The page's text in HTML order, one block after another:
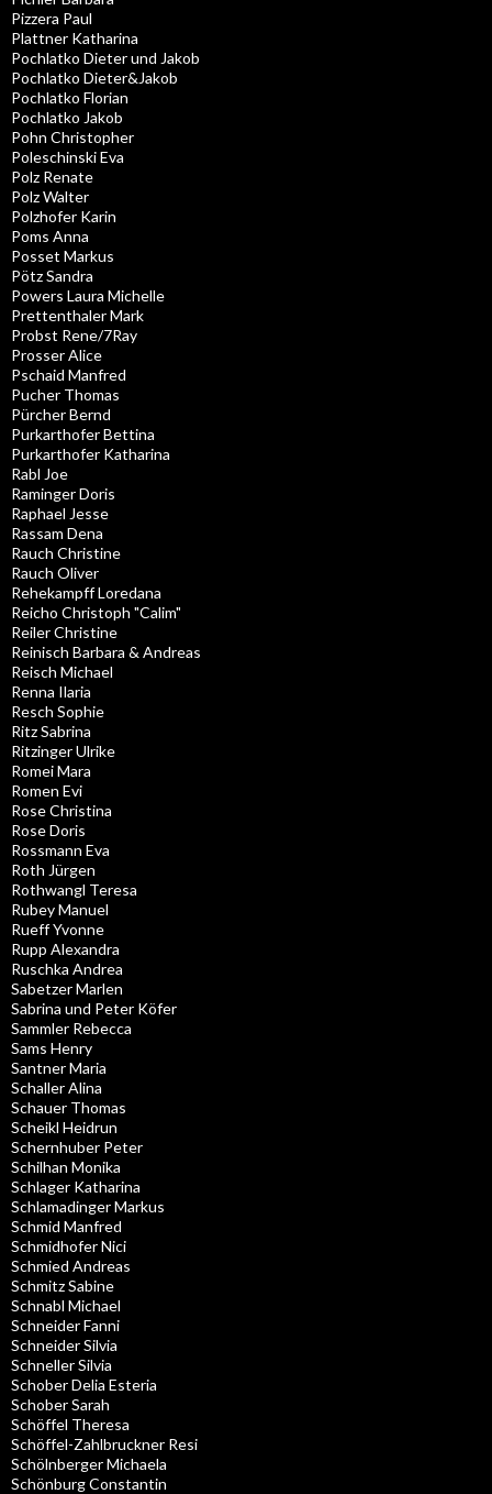
Pizzera Paul
Plattner Katharina
Pochlatko Dieter und Jakob
Pochlatko Dieter&Jakob
Pochlatko Florian
Pochlatko Jakob
Pohn Christopher
Poleschinski Eva
Polz Renate
Polz Walter
Polzhofer Karin
Poms Anna
Posset Markus
Pötz Sandra
Powers Laura Michelle
Prettenthaler Mark
Probst Rene/7Ray
Prosser Alice
Pschaid Manfred
Pucher Thomas
Pürcher Bernd
Purkarthofer Bettina
Purkarthofer Katharina
Rabl Joe
Raminger Doris
Raphael Jesse
Rassam Dena
Rauch Christine
Rauch Oliver
Rehekampff Loredana
Reicho Christoph "Calim"
Reiler Christine
Reinisch Barbara & Andreas
Reisch Michael
Renna Ilaria
Resch Sophie
Ritz Sabrina
Ritzinger Ulrike
Romei Mara
Romen Evi
Rose Christina
Rose Doris
Rossmann Eva
Roth Jürgen
Rothwangl Teresa
Rubey Manuel
Rueff Yvonne
Rupp Alexandra
Ruschka Andrea
Sabetzer Marlen
Sabrina und Peter Köfer
Sammler Rebecca
Sams Henry
Santner Maria
Schaller Alina
Schauer Thomas
Scheikl Heidrun
Schernhuber Peter
Schilhan Monika
Schlager Katharina
Schlamadinger Markus
Schmid Manfred
Schmidhofer Nici
Schmied Andreas
Schmitz Sabine
Schnabl Michael
Schneider Fanni
Schneider Silvia
Schneller Silvia
Schober Delia Esteria
Schober Sarah
Schöffel Theresa
Schöffel-Zahlbruckner Resi
Schölnberger Michaela
Schönburg Constantin